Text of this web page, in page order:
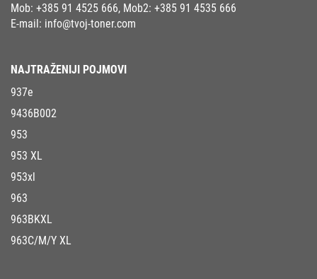
Mob: +385 91 4525 666, Mob2: +385 91 4535 666
E-mail: info@tvoj-toner.com
NAJTRAŽENIJI POJMOVI
937e
9436B002
953
953 XL
953xl
963
963BKXL
963C/M/Y XL